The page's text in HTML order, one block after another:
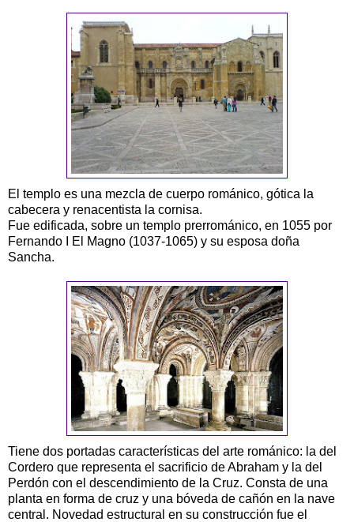
El templo es una mezcla de cuerpo románico, gótica la
cabecera y renacentista la cornisa.
Fue edificada, sobre un templo prerrománico, en 1055 por
Fernando I El Magno (1037-1065) y su esposa doña
Sancha.
Tiene dos portadas características del arte románico: la del
Cordero que representa el sacrificio de Abraham y la del
Perdón con el descendimiento de la Cruz. Consta de una
planta en forma de cruz y una bóveda de cañón en la nave
central. Novedad estructural en su construcción fue el